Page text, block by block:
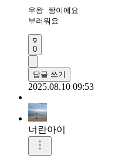
우왕 짱이에요
부러워요
0
답글 쓰기
2025.08.10 09:53
너란아이